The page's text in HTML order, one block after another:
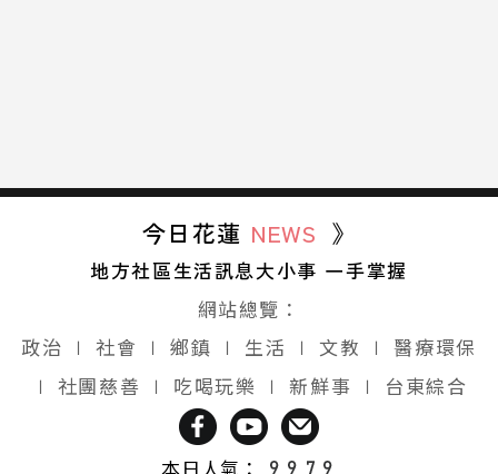
今日花蓮 NEWS 》
地方社區生活訊息大小事 一手掌握
網站總覽：
政治 ∣ 社會 ∣ 鄉鎮 ∣ 生活 ∣ 文教 ∣
醫療環保
∣ 社團慈善 ∣ 吃喝玩樂 ∣ 新鮮事 ∣ 台東綜合
本日人氣：